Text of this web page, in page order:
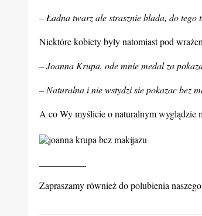
– Ładna twarz ale strasznie blada, do tego
Niektóre kobiety były natomiast pod
– Joanna Krupa, ode mnie medal za
– Naturalna i nie wstydzi sie pokazac bez
A co Wy myślicie o naturalnym wyglądzie
Zapraszamy również do polubienia naszego